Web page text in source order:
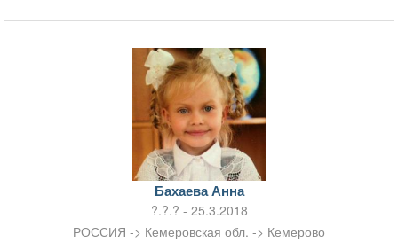
Бахаева Анна
?.?.? - 25.3.2018
РОССИЯ -> Кемеровская обл. -> Кемерово